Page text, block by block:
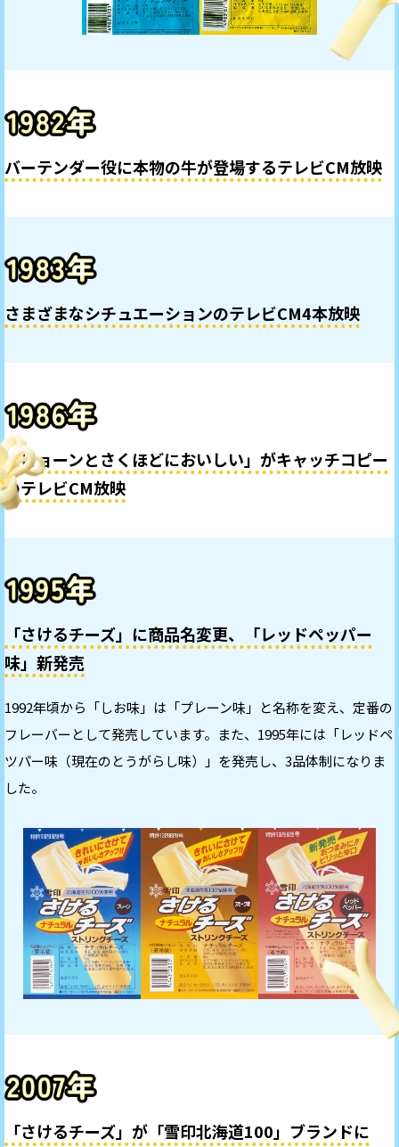
バーテンダー役に本物の牛が登場するテレビCM放映
さまざまなシチュエーションのテレビCM4本放映
「ビョーンとさくほどにおいしい」がキャッチコピー
のテレビCM放映
「さけるチーズ」に商品名変更、
「レッドペッパー
味」新発売
1992年頃から「しお味」は「プレーン味」と名称を変え、定番の
フレーバーとして発売しています。また、1995年には「レッドペ
ツパー味（現在のとうがらし味）」を発売し、3品体制になりま
した。
「さけるチーズ」が「雪印北海道100」ブランドに